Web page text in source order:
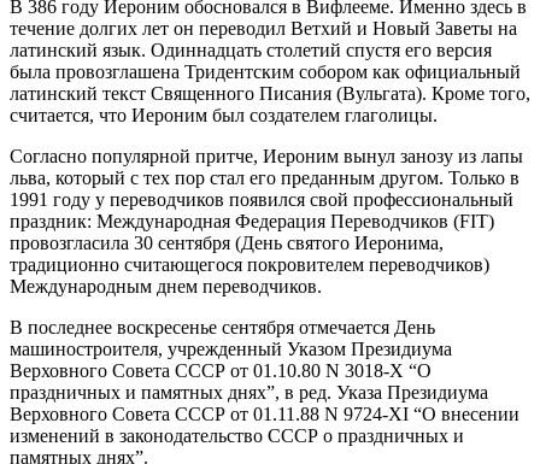
В 386 году Иероним обосновался в Вифлееме. Именно здесь в
течение долгих лет он переводил Ветхий и Новый Заветы на
латинский язык. Одиннадцать столетий спустя его версия
была провозглашена Тридентским собором как официальный
латинский текст Священного Писания (Вульгата). Кроме того,
считается, что Иероним был создателем глаголицы.
Согласно популярной притче, Иероним вынул занозу из лапы
льва, который с тех пор стал его преданным другом. Только в
1991 году у переводчиков появился свой профессиональный
праздник: Международная Федерация Переводчиков (FIT)
провозгласила 30 сентября (День святого Иеронима,
традиционно считающегося покровителем переводчиков)
Международным днем переводчиков.
В последнее воскресенье сентября отмечается День
машиностроителя, учрежденный Указом Президиума
Верховного Совета СССР от 01.10.80 N 3018-Х “О
праздничных и памятных днях”, в ред. Указа Президиума
Верховного Совета СССР от 01.11.88 N 9724-XI “О внесении
изменений в законодательство СССР о праздничных и
памятных днях”.